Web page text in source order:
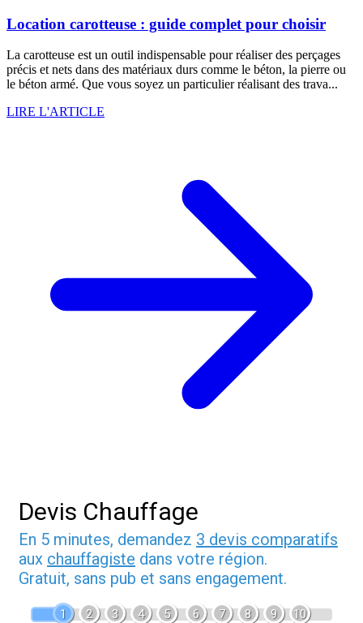
Location carotteuse : guide complet pour choisir
La carotteuse est un outil indispensable pour réaliser des perçages
précis et nets dans des matériaux durs comme le béton, la pierre ou
le béton armé. Que vous soyez un particulier réalisant des trava...
LIRE L'ARTICLE
Devis Chauffage
En 5 minutes, demandez 3 devis comparatifs
aux chauffagiste dans votre région.
Gratuit, sans pub et sans engagement.
1 2 3 4 5 6 7 8 9 10